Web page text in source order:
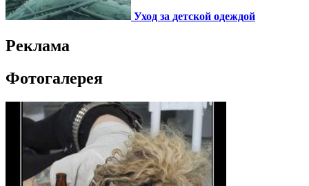
Уход за детской одеждой
Реклама
Фотогалерея